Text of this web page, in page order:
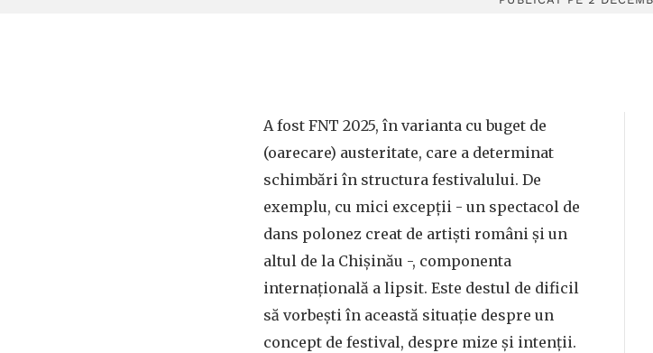
A fost FNT 2025, în varianta cu buget de
(oarecare) austeritate, care a determinat
schimbări în structura festivalului. De
exemplu, cu mici excepții - un spectacol de
dans polonez creat de artiști români și un
altul de la Chișinău -, componenta
internațională a lipsit. Este destul de dificil
să vorbești în această situație despre un
concept de festival, despre mize și intenții.